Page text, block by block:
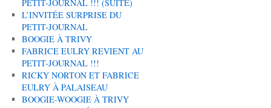
PETIT-JOURNAL !!! (SUITE)
L’INVITÉE SURPRISE DU
PETIT-JOURNAL
BOOGIE À TRIVY
FABRICE EULRY REVIENT AU
PETIT-JOURNAL !!!
RICKY NORTON ET FABRICE
EULRY À PALAISEAU
BOOGIE-WOOGIE À TRIVY